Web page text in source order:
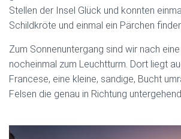
Stellen der Insel Glück und konnten
Schildkröte und einmal ein Pärchen
Zum Sonnenuntergang sind wir nach
nocheinmal zum Leuchtturm. Dort liegt
Francese, eine kleine, sandige, Bucht
Felsen die genau in Richtung